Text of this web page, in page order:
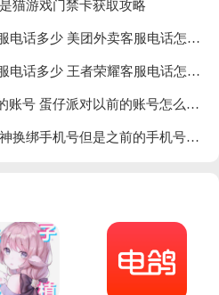
猫游戏门禁卡获取攻略
美团外卖24小时人工客服电话多少 美团外卖客服电话怎么转人工
王者荣耀24小时人工客服电话多少 王者荣耀客服电话怎么转人工
蛋仔派对怎么登录以前的账号 蛋仔派对以前的账号怎么找回
原神怎么换绑手机号 原神换绑手机号但是之前的手机号已经注销怎么办